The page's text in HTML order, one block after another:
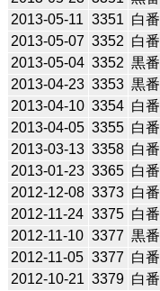
2013-05-11 3351 白番
2013-05-07 3352 白番
2013-05-04 3352 黒番
2013-04-23 3353 黒番
2013-04-10 3354 白番
2013-04-05 3355 白番
2013-03-13 3358 白番
2013-01-23 3365 白番
2012-12-08 3373 白番
2012-11-24 3375 白番
2012-11-10 3377 黒番
2012-11-05 3377 白番
2012-10-21 3379 白番